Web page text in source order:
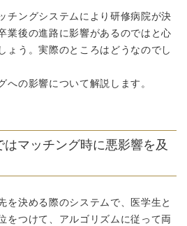
チングシステムにより研修病院が決
業後の進路に影響があるのではと心
ょう。実際のところはどうなのでし
への影響について解説します。
マッチング時に悪影響を及
を決める際のシステムで、医学生と
をつけて、アルゴリズムに従って両